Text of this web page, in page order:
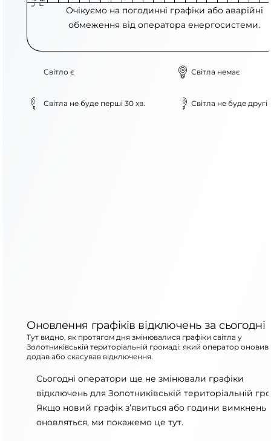
Очікуємо на погодинні графіки або аварійні
обмеження від оператора енергосистеми.
Світло є Світла немає
Світла не буде перші 30 хв. Світла не буде другі
Оновлення графіків відключень за сьогодні
Тут видно, як протягом дня змінювалися графіки світла у
Золотниківській територіальній громаді: який оператор
додав або скасував відключення.
Сьогодні оператори ще не змінювали графіки
відключень для Золотниківській територіальній
Якщо новий графік з’явиться або години вимкнень
оновляться, ми покажемо це тут.